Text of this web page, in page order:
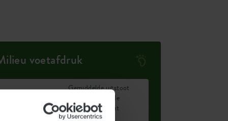
voetafdruk
kg
Gemiddelde uitstoot
van CO2 voor de
productie van dit
product